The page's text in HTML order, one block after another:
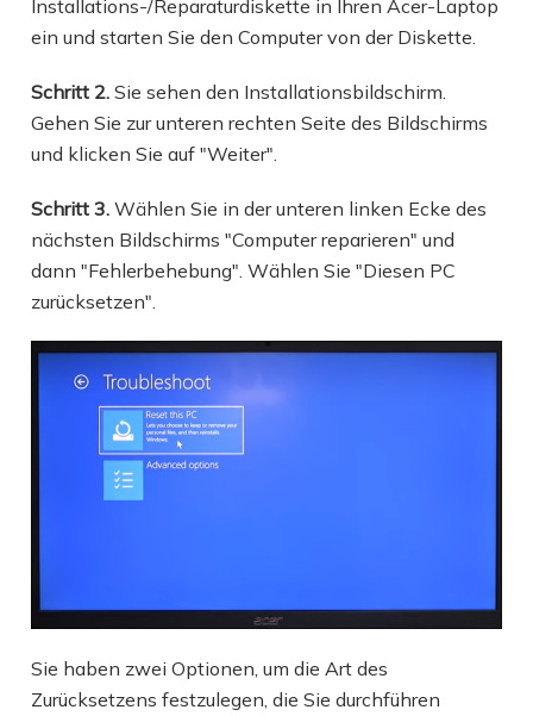
Installations-/Reparaturdiskette in Ihren Acer-Laptop
ein und starten Sie den Computer von der Diskette.
Schritt 2.Sie sehen den Installationsbildschirm.
Gehen Sie zur unteren rechten Seite des Bildschirms
und klicken Sie auf "Weiter".
Schritt 3. Wählen Sie in der unteren linken Ecke des
nächsten Bildschirms "Computer reparieren" und
dann "Fehlerbehebung". Wählen Sie "Diesen PC
zurücksetzen".
Sie haben zwei Optionen, um die Art des
Zurücksetzens festzulegen, die Sie durchführen